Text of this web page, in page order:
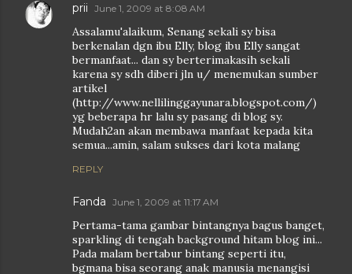
prii June 1, 2009 at 8:08 AM
Assalamu'alaikum, Senang sekali sy bisa
berkenalan dgn ibu Elly, blog ibu Elly sangat
bermanfaat... dan sy berterimakasih sekali
karena sy sdh diberi jln u/ menemukan sumber
artikel
(http://www.nellilinggayunara.blogspot.com/)
yg beberapa hr lalu sy pasang di blog sy.
Mudah2an akan membawa manfaat kepada kita
semua...amin, salam sukses dari kota malang
REPLY
Fanda June 1, 2009 at 11:17 AM
Pertama-tama gambar bintangnya bagus banget,
sparkling di tengah background hitam blog ini...
Pada malam bertabur bintang seperti itu,
bgmana bisa seorang anak manusia menangisi